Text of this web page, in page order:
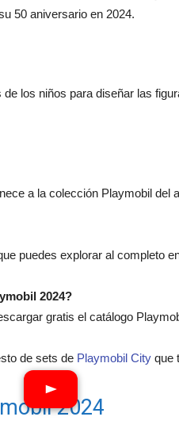
50 aniversario en 2024.
los niños para diseñar las
a la colección Playmobil del
puedes explorar al completo
2024?
gratis el catálogo
de sets de Playmobil City que
2024